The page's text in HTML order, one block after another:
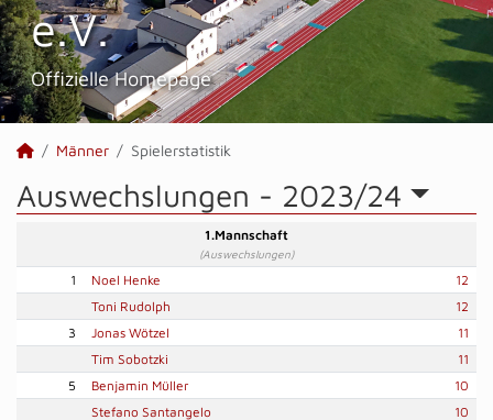
e.V.
Offizielle Homepage
Männer Spielerstatistik
Auswechslungen - 2023/24
1.Mannschaft
(Auswechslungen)
1 Noel Henke
12
Toni Rudolph
12
3
Jonas Wötzel
11
Tim Sobotzki
11
5
Benjamin Müller
10
Stefano Santangelo
10